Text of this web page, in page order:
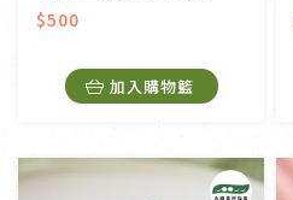
$500
加入購物籃